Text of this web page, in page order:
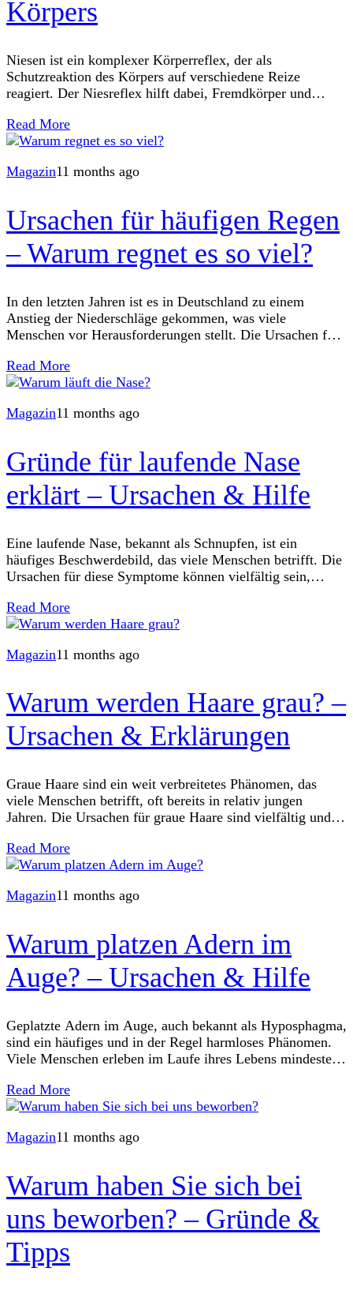
Körpers
Niesen ist ein komplexer Körperreflex, der als
Schutzreaktion des Körpers auf verschiedene Reize
reagiert. Der Niesreflex hilft dabei, Fremdkörper und
essenzielle
Read More
Magazin11 months ago
Ursachen für häufigen Regen
– Warum regnet es so viel?
In den letzten Jahren ist es in Deutschland zu einem
Anstieg der Niederschläge gekommen, was viele
Menschen vor Herausforderungen stellt. Die Ursachen für
Read More
Magazin11 months ago
Gründe für laufende Nase
erklärt – Ursachen & Hilfe
Eine laufende Nase, bekannt als Schnupfen, ist ein
häufiges Beschwerdebild, das viele Menschen betrifft. Die
Ursachen für diese Symptome können vielfältig sein,
gesunde Nasenschleimhaut
Read More
Magazin11 months ago
Warum werden Haare grau? –
Ursachen & Erklärungen
Graue Haare sind ein weit verbreitetes Phänomen, das
viele Menschen betrifft, oft bereits in relativ jungen
Jahren. Die Ursachen für graue Haare sind vielfältig und
Read More
Magazin11 months ago
Warum platzen Adern im
Auge? – Ursachen & Hilfe
Geplatzte Adern im Auge, auch bekannt als Hyposphagma,
sind ein häufiges und in der Regel harmloses Phänomen.
Viele Menschen erleben im Laufe ihres Lebens mindestens
Read More
Magazin11 months ago
Warum haben Sie sich bei
uns beworben? – Gründe &
Tipps